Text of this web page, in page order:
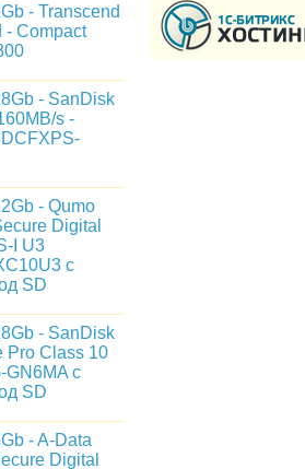
- Transcend
- Compact
- SanDisk
s -
- Qumo
Digital
I U3
с
SD
- SanDisk
Pro Class 10
GN6MA с
SD
- A-Data
Digital